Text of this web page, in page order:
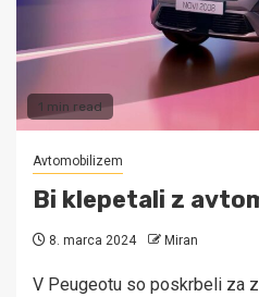
1 min read
Avtomobilizem
Bi klepetali z
8. marca 2024 Miran
V Peugeotu so poskrbeli za